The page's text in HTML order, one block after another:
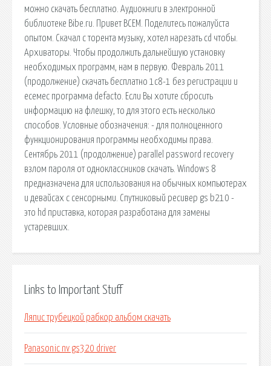
можно скачать бесплатно. Аудиокниги в электронной
библиотеке Bibe.ru. Привет ВСЕМ. Поделитесь пожалуйста
опытом. Скачал с торента музыку, хотел нарезать cd чтобы.
Архиваторы. Чтобы продолжить дальнейшую установку
необходимых программ, нам в первую. Февраль 2011
(продолжение) скачать бесплатно 1с8-1 без регистрации и
есемес программа defacto. Если Вы хотите сбросить
информацию на флешку, то для этого есть несколько
способов. Условные обозначения: - для полноценного
функционирования программы необходимы права.
Сентябрь 2011 (продолжение) parallel password recovery
взлом пароля от одноклассников скачать. Windows 8
предназначена для использования на обычных компьютерах
и девайсах с сенсорными. Спутниковый ресивер gs b210 -
это hd приставка, которая разработана для замены
устаревших.
Links to Important Stuff
Ляпис трубецкой рабкор альбом скачать
Panasonic nv gs320 driver